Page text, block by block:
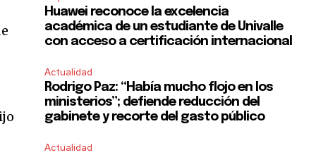
Huawei reconoce la excelencia
académica de un estudiante de Univalle
con acceso a certificación internacional
Actualidad
Rodrigo Paz: “Había mucho flojo en los
ministerios”; defiende reducción del
gabinete y recorte del gasto público
Actualidad